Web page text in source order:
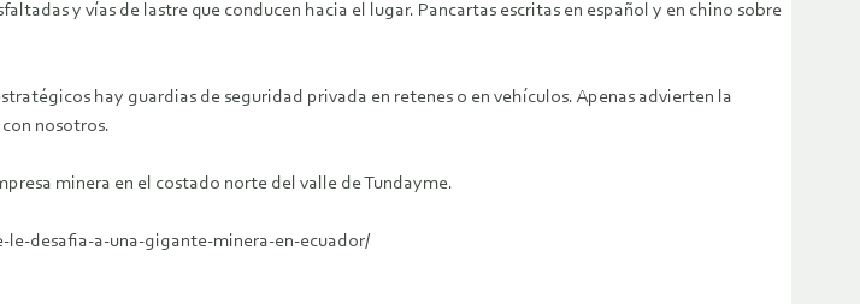
y vías de lastre que conducen hacia el lugar. Pancartas escritas en español y en chino sobre
hay guardias de seguridad privada en retenes o en vehículos. Apenas advierten la
nosotros.
minera en el costado norte del valle de Tundayme.
le-desafia-a-una-gigante-minera-en-ecuador/